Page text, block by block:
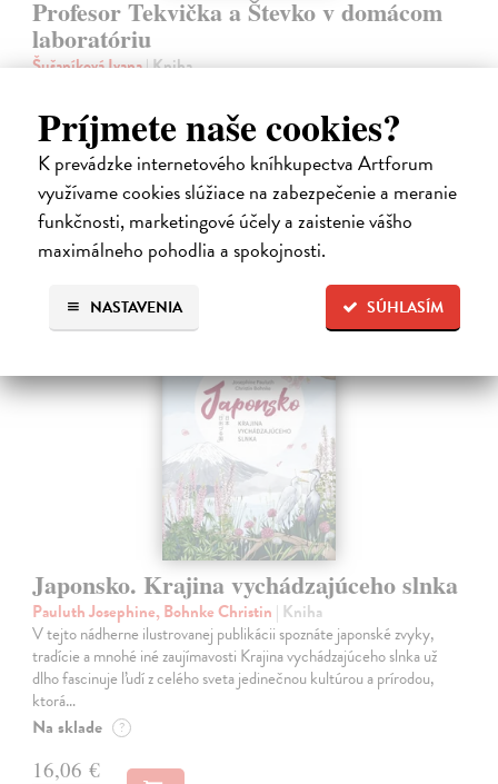
Príjmete naše cookies?
K prevádzke internetového kníhkupectva Artforum
využívame cookies slúžiace na zabezpečenie a meranie
funkčnosti, marketingové účely a zaistenie vášho
maximálneho pohodlia a spokojnosti.
SÚHLASÍM
NASTAVENIA
Profesor Tekvička a Števko v domácom
laboratóriu
Šušaníková Ivana| Kniha
recyklovaný papier aj dúhu? Vyskúšajte so svojimi deťmi tridsať
jednoduchých pokusov s bežnými predmetmi a materiálmi.
Na sklade ?
14,20 €
14,95 € ?
Japonsko. Krajina vychádzajúceho slnka
Pauluth Josephine, Bohnke Christin | Kniha
V tejto nádherne ilustrovanej publikácii spoznáte japonské zvyky,
tradície a mnohé iné zaujímavosti Krajina vychádzajúceho slnka už
dlho fascinuje ľudí z celého sveta jedinečnou kultúrou a prírodou,
ktorá…
Na sklade ?
16,06 €